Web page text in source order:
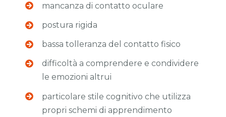
mancanza di contatto oculare
postura rigida
bassa tolleranza del contatto fisico
difficoltà a comprendere e condividere
le emozioni altrui
particolare stile cognitivo che utilizza
propri schemi di apprendimento